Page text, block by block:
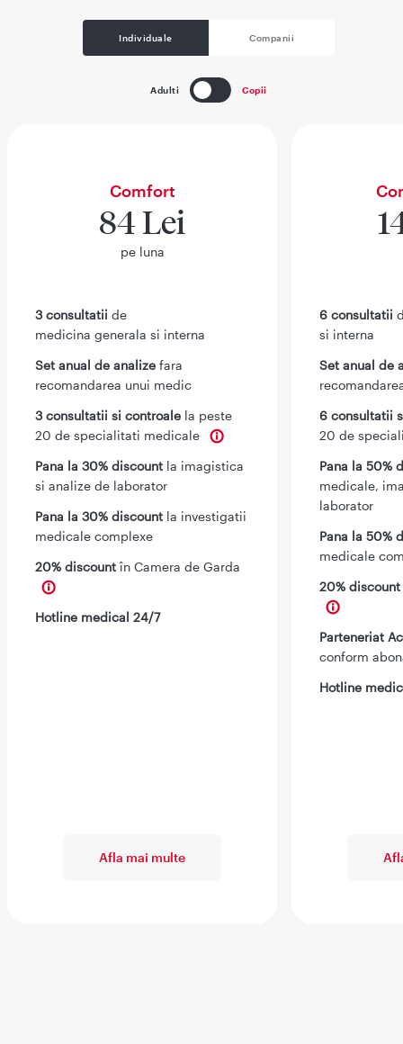
Individuale Companii
Adulti Copii
Comfort
84 Lei
pe luna
3 consultatii de
medicina generala si interna
Set anual de analize fara
recomandarea unui medic
3 consultatii si controale la peste
20 de specialitati medicale
Pana la 30% discount la imagistica
si analize de laborator
Pana la 30% discount la investigatii
medicale complexe
20% discount în Camera de Garda
Hotline medical 24/7
Afla mai multe
6 consultatii
si interna
Set anual de
6 consultatii
20 de
Pana la 50%
medicale,
laborator
Pana la 50%
medicale
20%
Parteneriat
conform
Hotline